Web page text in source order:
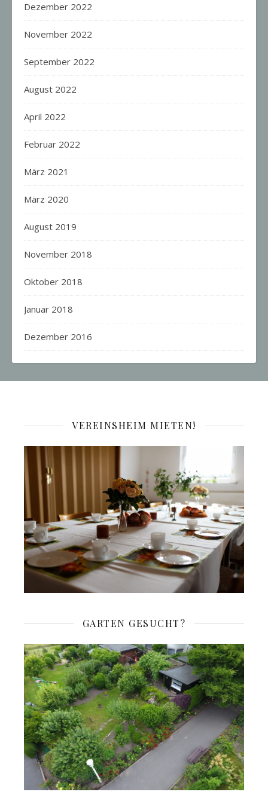
Dezember 2022
November 2022
September 2022
August 2022
April 2022
Februar 2022
März 2021
März 2020
August 2019
November 2018
Oktober 2018
Januar 2018
Dezember 2016
VEREINSHEIM MIETEN!
GARTEN GESUCHT?